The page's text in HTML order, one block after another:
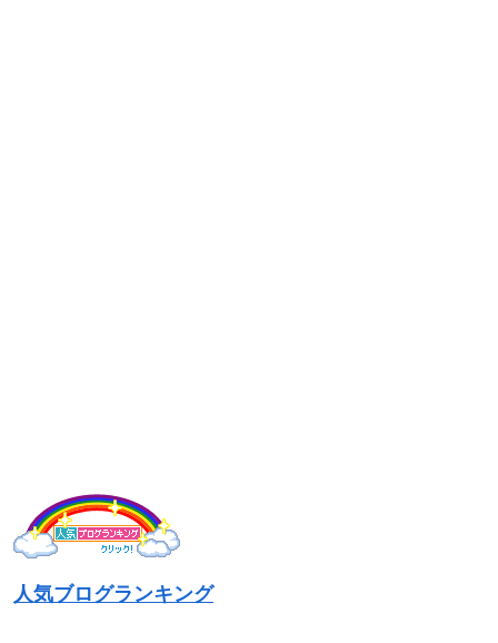
人気ブログランキング